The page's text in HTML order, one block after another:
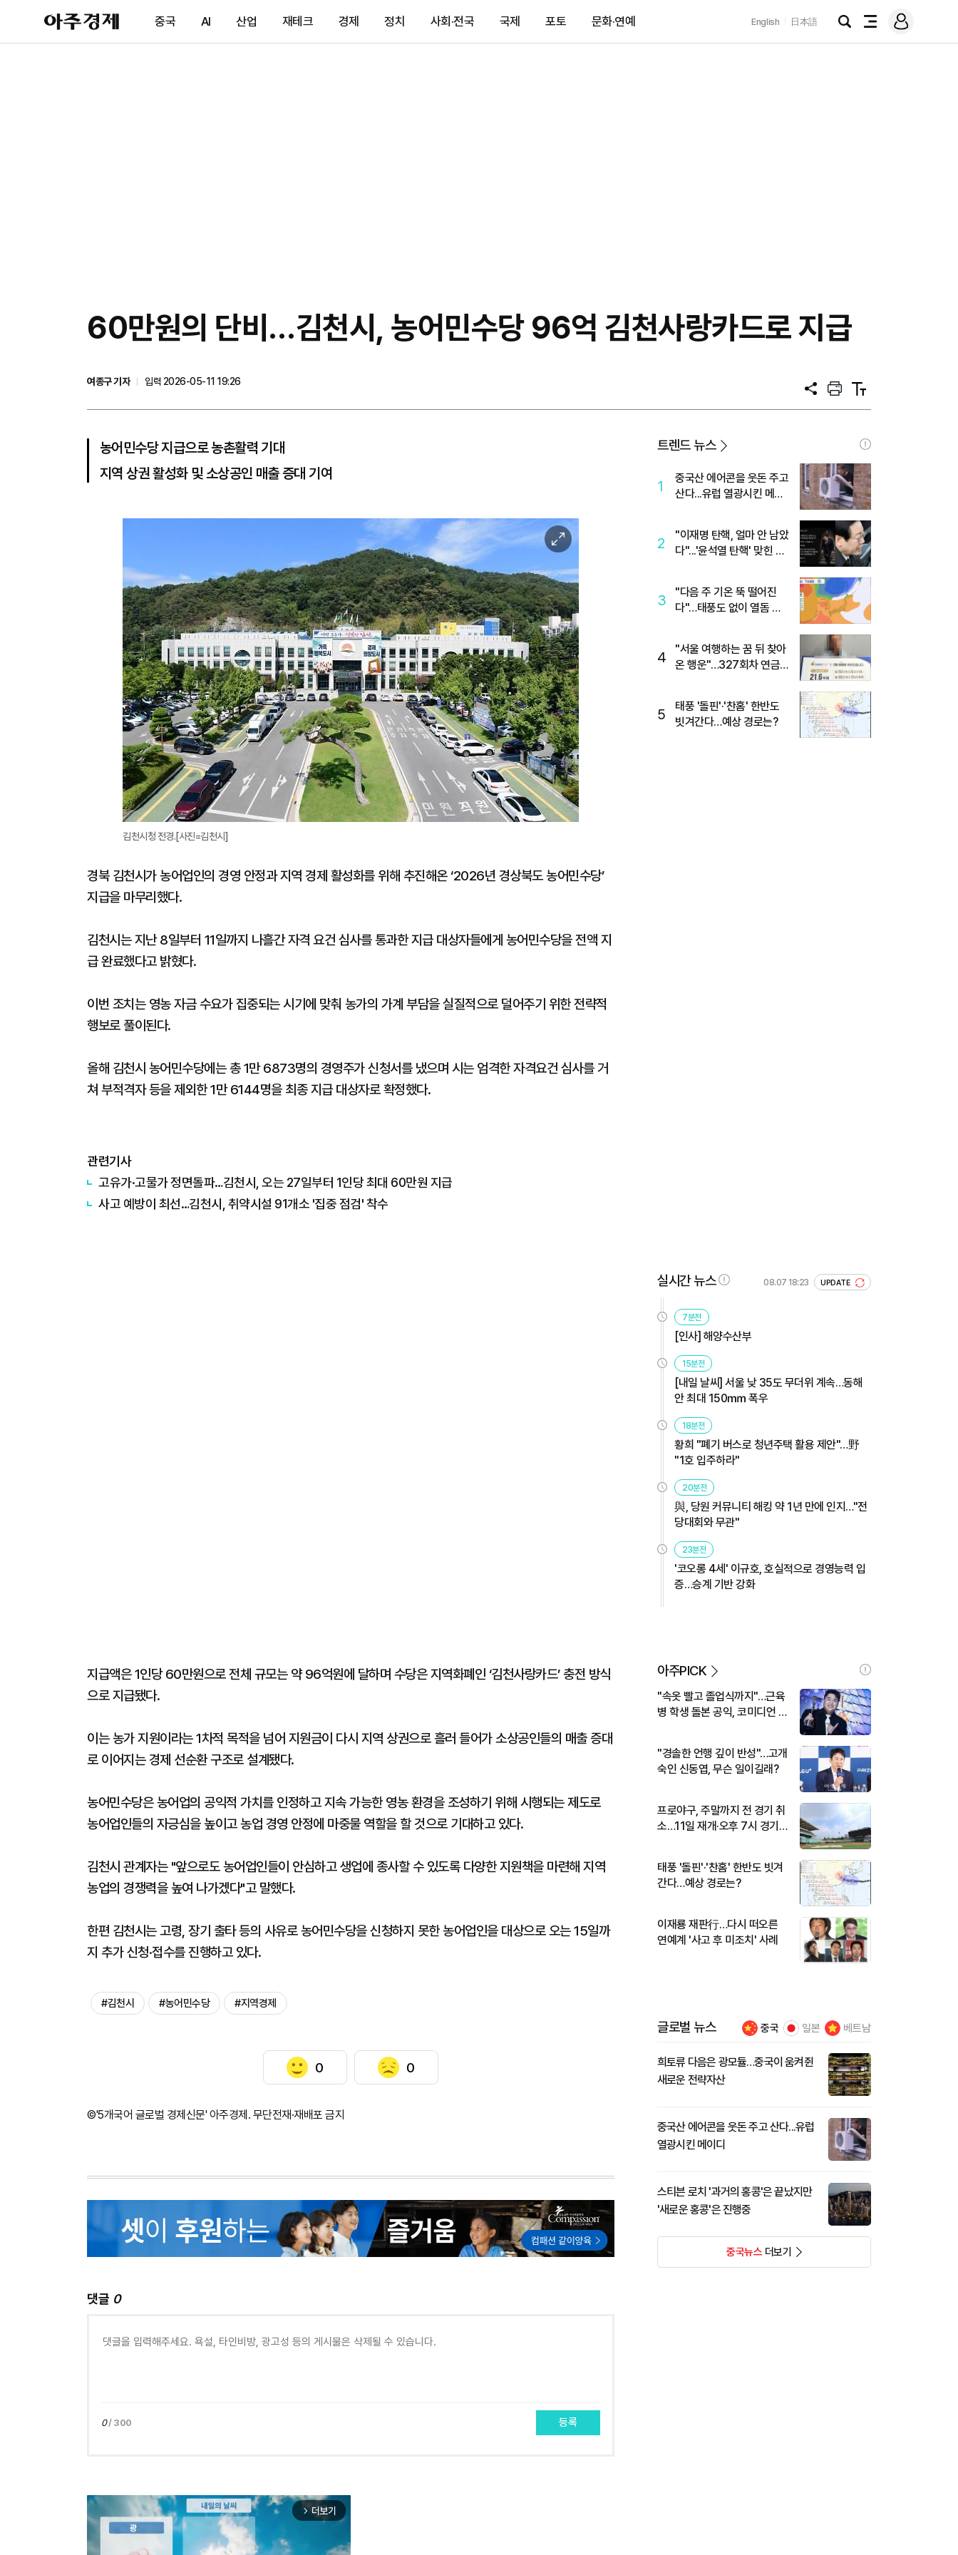
아
주
제
중국 AI 산업 재테크 경제 정치 사회·전국 국제 포토 문화·연예 English 日本語
검
전
메
그
60만원의 단비…김천시, 농어민수당 96억 김천사랑카드로 지급
여종구 기자
입력 2026-05-11 19:26
공
프
트
텍
트
농어민수당 지급으로 농촌활력 기대
지역 상권 활성화 및 소상공인 매출 증대 기여
이
미
지
확
대
김천시청 전경.[사진=김천시]
경북 김천시가 농어업인의 경영 안정과 지역 경제 활성화를 위해 추진해온 ‘2026년 경상북도 농어민수당’
지급을 마무리했다.
김천시는 지난 8일부터 11일까지 나흘간 자격 요건 심사를 통과한 지급 대상자들에게 농어민수당을 전액 지
급 완료했다고 밝혔다.
이번 조치는 영농 자금 수요가 집중되는 시기에 맞춰 농가의 가계 부담을 실질적으로 덜어주기 위한 전략적
행보로 풀이된다.
올해 김천시 농어민수당에는 총 1만 6873명의 경영주가 신청서를 냈으며 시는 엄격한 자격요건 심사를 거
쳐 부적격자 등을 제외한 1만 6144명을 최종 지급 대상자로 확정했다.
관련기사
고유가·고물가 정면돌파…김천시, 오는 27일부터 1인당 최대 60만원 지급
사고 예방이 최선…김천시, 취약시설 91개소 '집중 점검' 착수
지급액은 1인당 60만원으로 전체 규모는 약 96억원에 달하며 수당은 지역화폐인 ‘김천사랑카드’ 충전 방식
으로 지급됐다.
이는 농가 지원이라는 1차적 목적을 넘어 지원금이 다시 지역 상권으로 흘러 들어가 소상공인들의 매출 증대
로 이어지는 경제 선순환 구조로 설계됐다.
농어민수당은 농어업의 공익적 가치를 인정하고 지속 가능한 영농 환경을 조성하기 위해 시행되는 제도로
농어업인들의 자긍심을 높이고 농업 경영 안정에 마중물 역할을 할 것으로 기대하고 있다.
김천시 관계자는 "앞으로도 농어업인들이 안심하고 생업에 종사할 수 있도록 다양한 지원책을 마련해 지역
농업의 경쟁력을 높여 나가겠다"고 말했다.
한편 김천시는 고령, 장기 출타 등의 사유로 농어민수당을 신청하지 못한 농어업인을 대상으로 오는 15일까
지 추가 신청·접수를 진행하고 있다.
#김천시 #농어민수당 #지역경제
0 0
©'5개국어 글로벌 경제신문' 아주경제. 무단전재·재배포 금지
댓글 0
0/ 300 등록
arrow_forward_ios 더보기
트렌드 뉴스
1
중국산 에어콘을 웃돈 주고
산다...유럽 열광시킨 메이
2
"이재명 탄핵, 얼마 안 남았
다"...'윤석열 탄핵' 맞힌 무
3
"다음 주 기온 뚝 떨어진
다"…태풍도 없이 열돔 박
4
"서울 여행하는 꿈 뒤 찾아
온 행운"…327회차 연금
5
태풍 '돌핀'·'찬홈' 한반도
빗겨간다…예상 경로는?
실시간 뉴스 08.07 18:23 UPDATE
7분전
[인사] 해양수산부
15분전
[내일 날씨] 서울 낮 35도 무더위 계속…동해
안 최대 150㎜ 폭우
18분전
황희 "폐기 버스로 청년주택 활용 제안"…野
"1호 입주하라"
20분전
與, 당원 커뮤니티 해킹 약 1년 만에 인지…"전
당대회와 무관"
23분전
'코오롱 4세' 이규호, 호실적으로 경영능력 입
증…승계 기반 강화
아주PICK
"속옷 빨고 졸업식까지"…근육
병 학생 돌본 공익, 코미디언 김
"경솔한 언행 깊이 반성"…고개
숙인 신동엽, 무슨 일이길래?
프로야구, 주말까지 전 경기 취
소…11일 재개·오후 7시 경기
태풍 '돌핀'·'찬홈' 한반도 빗겨
간다…예상 경로는?
이재룡 재판行…다시 떠오른
연예계 '사고 후 미조치' 사례
글로벌 뉴스 중국 일본 베트남
희토류 다음은 광모듈…중국이 움켜쥔
새로운 전략자산
중국산 에어콘을 웃돈 주고 산다...유럽
열광시킨 메이디
스티븐 로치 '과거의 홍콩'은 끝났지만
'새로운 홍콩'은 진행중
중국뉴스더보기